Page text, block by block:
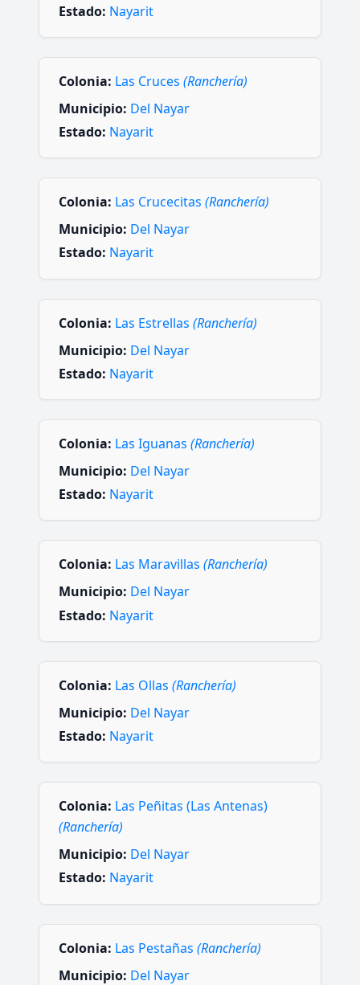
Estado: Nayarit
Colonia: Las Cruces (Ranchería)
Municipio: Del Nayar
Estado: Nayarit
Colonia: Las Crucecitas (Ranchería)
Municipio: Del Nayar
Estado: Nayarit
Colonia: Las Estrellas (Ranchería)
Municipio: Del Nayar
Estado: Nayarit
Colonia: Las Iguanas (Ranchería)
Municipio: Del Nayar
Estado: Nayarit
Colonia: Las Maravillas (Ranchería)
Municipio: Del Nayar
Estado: Nayarit
Colonia: Las Ollas (Ranchería)
Municipio: Del Nayar
Estado: Nayarit
Colonia: Las Peñitas (Las Antenas)
(Ranchería)
Municipio: Del Nayar
Estado: Nayarit
Colonia: Las Pestañas (Ranchería)
Municipio: Del Nayar